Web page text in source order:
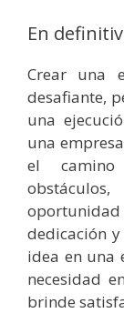
En
Crear una
desafiante,
una
una
el
dedicación
idea en una
necesidad
brinde